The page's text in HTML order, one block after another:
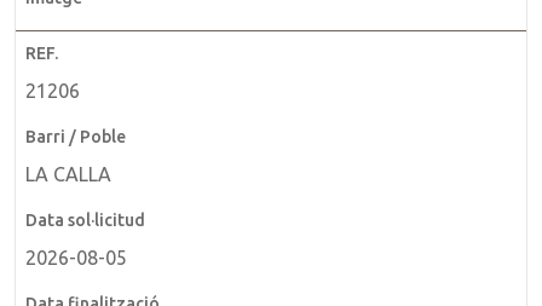
21206
LA CALLA
2026-08-05